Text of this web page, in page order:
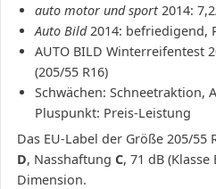
auto motor und sport2014:
Auto Bild2014: befriedigend,
AUTO BILD Winterreifentest
(205/55 R16)
Schwächen: Schneetraktion,
Pluspunkt: Preis-Leistung
Das EU-Label der Größe 205/
D, Nasshaftung C, 71 dB
Dimension.